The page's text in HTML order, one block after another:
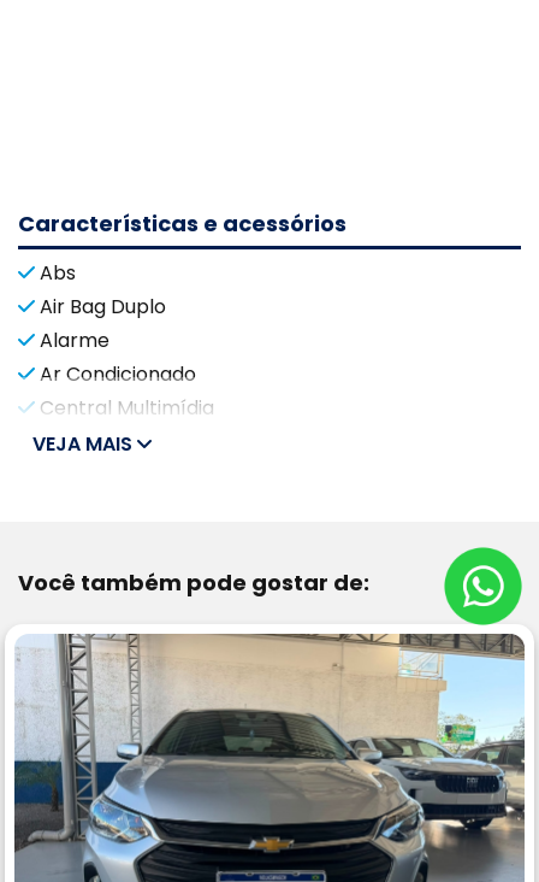
Características e acessórios
Abs
Air Bag Duplo
Alarme
Ar Condicionado
Central Multimídia
VEJA MAIS
Você também pode gostar de: